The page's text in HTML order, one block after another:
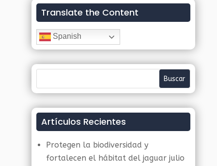
Translate the Content
Spanish
Artículos Recientes
Protegen la biodiversidad y
fortalecen el hábitat del jaguar julio